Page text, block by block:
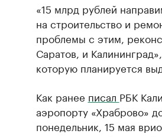
«15 млрд рублей
на строительство и
проблемы с этим,
Саратов, и
которую планируется
Как ранее писал РБК
аэропорту «Храброво»
понедельник, 15 мая